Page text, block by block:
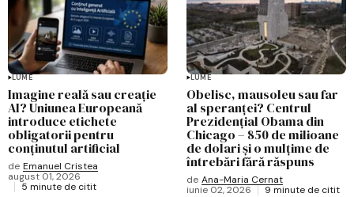
LUME
Imagine reală sau creație
AI? Uniunea Europeană
introduce etichete
obligatorii pentru
conținutul artificial
de Emanuel Cristea
august 01, 2026
5 minute de citit
LUME
Obelisc, mausoleu sau far
al speranței? Centrul
Prezidențial Obama din
Chicago – 850 de milioane
de dolari și o mulțime de
întrebări fără răspuns
de Ana-Maria Cernat
iunie 02, 2026
9 minute de citit